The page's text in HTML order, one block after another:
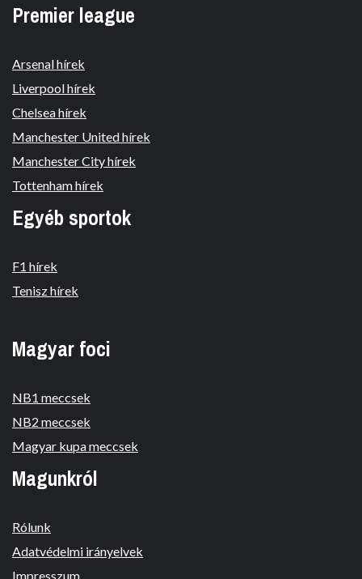
Premier league
Arsenal hírek
Liverpool hírek
Chelsea hírek
Manchester United hírek
Manchester City hírek
Tottenham hírek
Egyéb sportok
F1 hírek
Tenisz hírek
Magyar foci
NB1 meccsek
NB2 meccsek
Magyar kupa meccsek
Magunkról
Rólunk
Adatvédelmi irányelvek
Impresszum